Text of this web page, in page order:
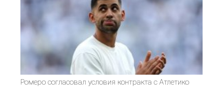
Ромеро согласовал условия контракта с Атлетико